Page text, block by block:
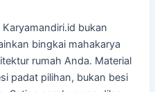
Karyamandiri.id bukan
bingkai mahakarya
rumah Anda. Material
padat pilihan, bukan besi